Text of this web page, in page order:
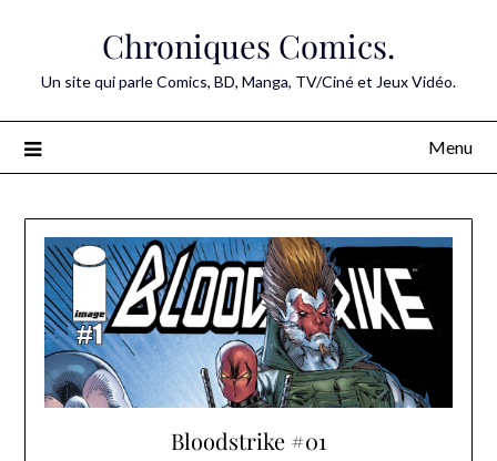
Chroniques Comics.
Un site qui parle Comics, BD, Manga, TV/Ciné et Jeux Vidéo.
Menu
Bloodstrike #01